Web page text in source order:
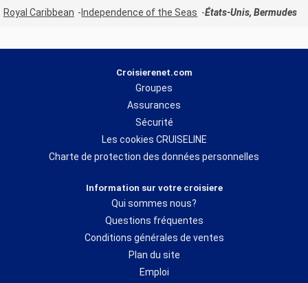
Royal Caribbean
Independence of the Seas États-Unis, Bermudes
Croisierenet.com
Groupes
Assurances
Sécurité
Les cookies CRUISELINE
Charte de protection des données personnelles
Information sur votre croisiere
Qui sommes nous?
Questions fréquentes
Conditions générales de ventes
Plan du site
Emploi